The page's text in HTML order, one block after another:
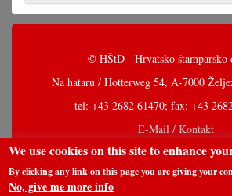
© HŠtD - Hrvatsko štamparsko
Na hataru / Hotterweg 54, A-7000
tel: +43 2682 61470; fax: +43
E-Mail / Kontakt
We use cookies on this site to enhance
By clicking any link on this page you are giving your
No, give me more info